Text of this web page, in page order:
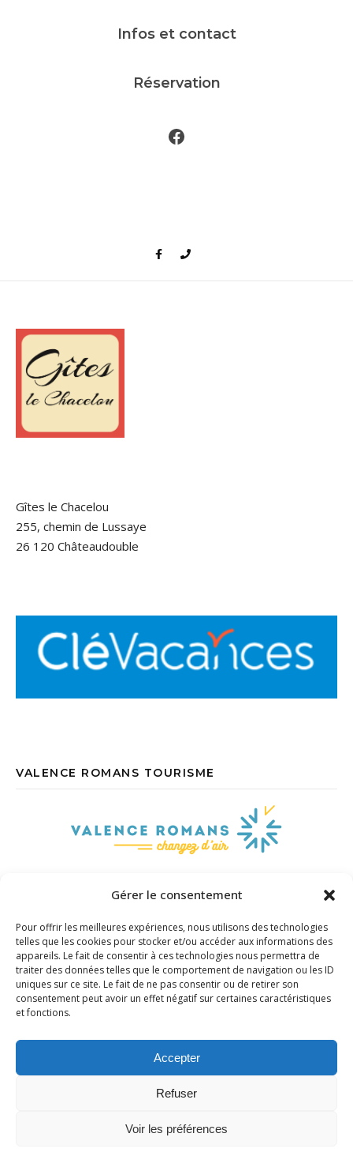
Gérer le consentement
Pour offrir les meilleures expériences, nous utilisons des technologies
telles que les cookies pour stocker et/ou accéder aux informations des
appareils. Le fait de consentir à ces technologies nous permettra de
traiter des données telles que le comportement de navigation ou les ID
uniques sur ce site. Le fait de ne pas consentir ou de retirer son
consentement peut avoir un effet négatif sur certaines caractéristiques
et fonctions.
Accepter
Refuser
Voir les préférences
Infos et contact
Réservation
Facebook
Gîtes le Chacelou
255, chemin de Lussaye
26 120 Châteaudouble
VALENCE ROMANS TOURISME
Gîte de groupe le grand Chacelou Réservation Contact
Politique de confidentialité